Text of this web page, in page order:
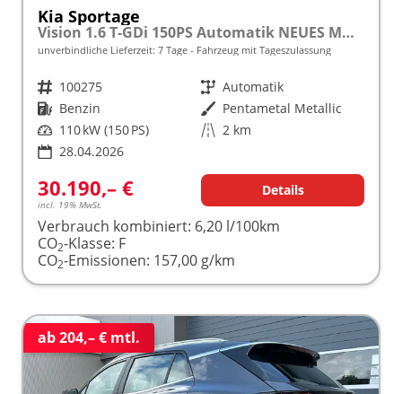
Kia Sportage
Vision 1.6 T-GDi 150PS Automatik NEUES MODELL MY26 FACELIFT Sitzheizung Lenkradheizung Klimaautomatik Navi Bluetooth Touchscreen Apple CarPlay Android Auto PDC v+h 17"LM Rückf.Kamera ACC 2x Keyless
unverbindliche Lieferzeit: 7 Tage Fahrzeug mit Tageszulassung
Fahrzeugnr. 100275 Getriebe Automatik
Kraftstoff Benzin Außenfarbe Pentametal Metallic
Leistung 110 kW (150 PS) Kilometerstand 2 km
28.04.2026
30.190,– €
incl. 19% MwSt.
Details
Verbrauch kombiniert: 6,20 l/100km
CO2-Klasse: F
CO2-Emissionen: 157,00 g/km
ab 204,– € mtl.